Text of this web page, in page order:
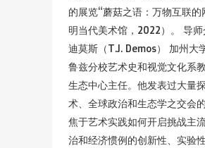
的展览“蘑菇之语：万物互联的
明当代美术馆，2022）。 导师
迪莫斯（T.J. Demos） 加州大
鲁兹分校艺术史和视觉文化系
生态中心主任。他发表过大量
术、全球政治和生态学之交会
焦于艺术实践如何开启挑战主
治和经济惯例的创新性、实验